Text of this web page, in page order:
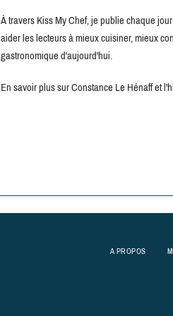
À travers Kiss My Chef, je publie chaque
aider les lecteurs à mieux cuisiner, mieux
gastronomique d'aujourd'hui.
En savoir plus sur Constance Le Hénaff et
A PROPOS